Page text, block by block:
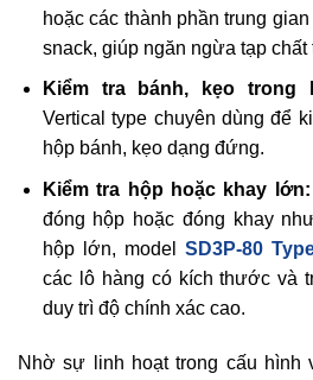
hoặc các thành phần trung
snack, giúp ngăn ngừa tạp chất
Kiểm tra bánh, kẹo trong
Vertical type chuyên dùng để
hộp bánh, kẹo dạng đứng.
Kiểm tra hộp hoặc khay lớn:
đóng hộp hoặc đóng khay
hộp lớn, modelSD3P-80
các lô hàng có kích thước và
duy trì độ chính xác cao.
Nhờ sự linh hoạt trong cấu hình